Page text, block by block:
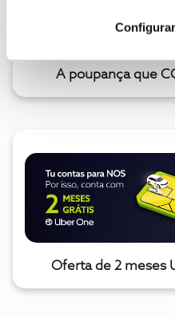
A poupança que
Oferta de 2 meses